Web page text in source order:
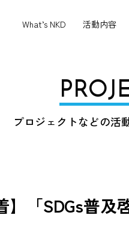
What’s NKD 活動内容
プロジェクトなどの活
】「SDGs普